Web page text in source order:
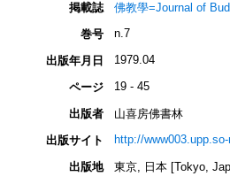
掲載誌
佛教學=Journal of
巻号
n.7
出版年月日 1979.04
ページ 19 - 45
出版者
山喜房佛書林
出版サイト
http://
出版地
東京, 日本 [Tokyo,